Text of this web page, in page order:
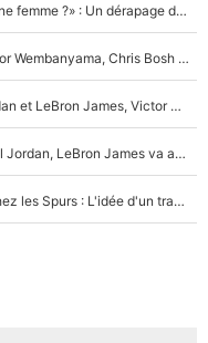
«LeBron James, as-tu déjà eu envie d’être une femme ?» : Un dérapage de Donald Trump sur la superstar de la NBA refait surface
NBA - Victime d'une thrombose comme Victor Wembanyama, Chris Bosh prévient le Français des risques sur sa santé : «J’ai failli mourir sur le coup et j’ai été ramené à la vie»
De la NBA au cinéma : Comme Michael Jordan et LeBron James, Victor Wembanyama rêve d'une carrière d'acteur !
The Last Dance sur Netflix : Comme Michael Jordan, LeBron James va avoir le droit à sa série !
Stephen Curry avec Victor Wembanyama chez les Spurs : L'idée d'un trade historique est lancée en NBA !